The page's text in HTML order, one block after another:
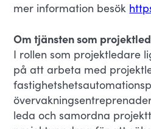
mer information besök
Om tjänsten som
I rollen som projektledare
på att arbeta med
leda och samordna